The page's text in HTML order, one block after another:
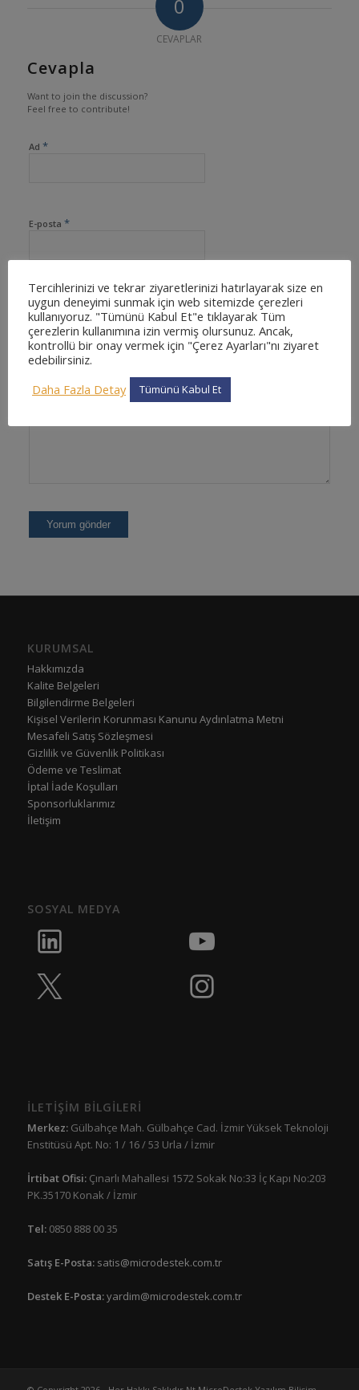
0
CEVAPLAR
Cevapla
Want to join the discussion?
Feel free to contribute!
Ad *
E-posta *
İnternet sitesi
KURUMSAL
Hakkımızda
Kalite Belgeleri
Bilgilendirme Belgeleri
Kişisel Verilerin Korunması Kanunu Aydınlatma Metni
Mesafeli Satış Sözleşmesi
Gizlilik ve Güvenlik Politikası
Ödeme ve Teslimat
İptal İade Koşulları
Sponsorluklarımız
İletişim
SOSYAL MEDYA
İLETİŞİM BİLGİLERİ
Merkez:Gülbahçe Mah. Gülbahçe Cad. İzmir Yüksek Teknoloji
Enstitüsü Apt. No: 1 / 16 / 53 Urla / İzmir
İrtibat Ofisi: Çınarlı Mahallesi 1572 Sokak No:33 İç Kapı No:203
PK.35170 Konak / İzmir
Tel:0850 888 00 35
Satış E-Posta: satis@microdestek.com.tr
Destek E-Posta:yardim@microdestek.com.tr
Tercihlerinizi ve tekrar ziyaretlerinizi hatırlayarak size en
uygun deneyimi sunmak için web sitemizde çerezleri
kullanıyoruz. "Tümünü Kabul Et"e tıklayarak Tüm
çerezlerin kullanımına izin vermiş olursunuz. Ancak,
kontrollü bir onay vermek için "Çerez Ayarları"nı ziyaret
edebilirsiniz.
Daha Fazla Detay
Tümünü Kabul Et